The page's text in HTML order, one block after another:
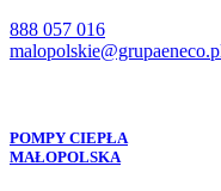
888 057 016
POMPY CIEPŁA
MAŁOPOLSKA